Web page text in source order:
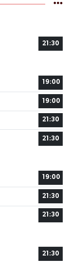
21:30
19:00
19:00
21:30
21:30
19:00
21:30
21:30
21:30